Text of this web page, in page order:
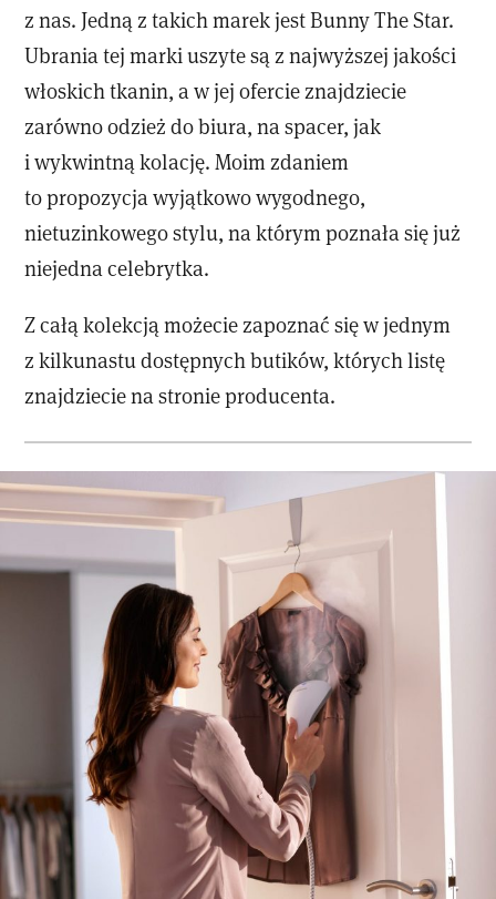
z nas. Jedną z takich marek jest Bunny The Star.
Ubrania tej marki uszyte są z najwyższej jakości
włoskich tkanin, a w jej ofercie znajdziecie
zarówno odzież do biura, na spacer, jak
i wykwintną kolację. Moim zdaniem
to propozycja wyjątkowo wygodnego,
nietuzinkowego stylu, na którym poznała się już
niejedna celebrytka.
Z całą kolekcją możecie zapoznać się w jednym
z kilkunastu dostępnych butików, których listę
znajdziecie na stronie producenta.